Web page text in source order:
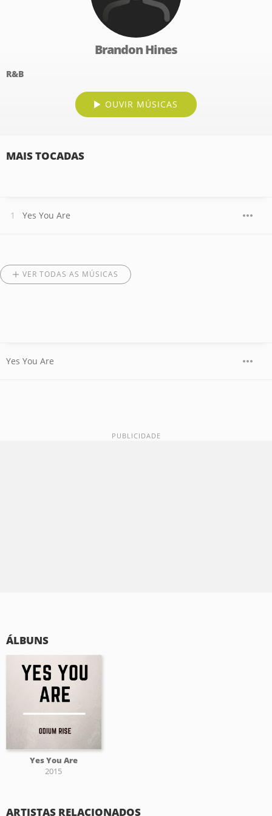
Brandon Hines
R&B
OUVIR MÚSICAS
MAIS TOCADAS
Yes You Are
VER TODAS AS MÚSICAS
Yes You Are
ÁLBUNS
Yes You Are
2015
ARTISTAS RELACIONADOS